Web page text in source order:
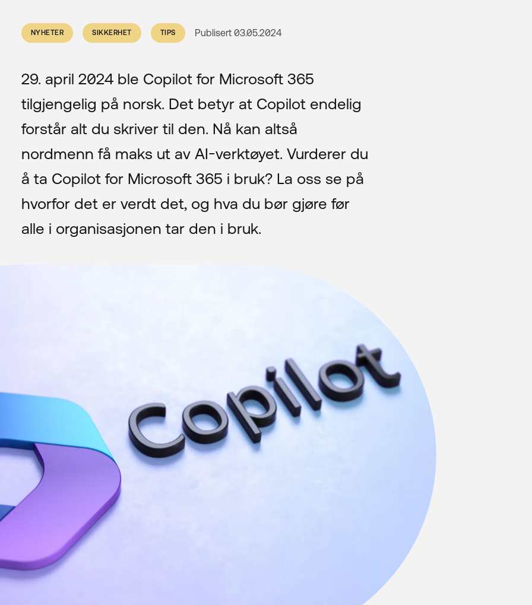
NYHETER SIKKERHET TIPS Publisert03.05.2024
29. april 2024 ble Copilot for Microsoft 365
tilgjengelig på norsk. Det betyr at Copilot endelig
forstår alt du skriver til den. Nå kan altså
nordmenn få maks ut av AI-verktøyet. Vurderer du
å ta Copilot for Microsoft 365 i bruk? La oss se på
hvorfor det er verdt det, og hva du bør gjøre før
alle i organisasjonen tar den i bruk.